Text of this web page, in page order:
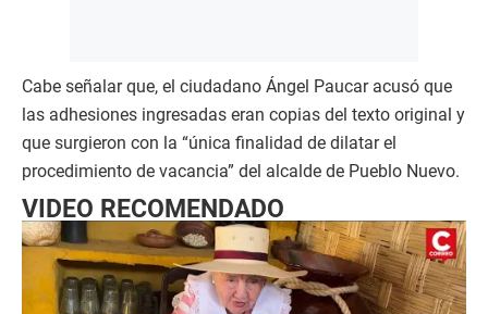
Cabe señalar que, el ciudadano Ángel Paucar acusó que
las adhesiones ingresadas eran copias del texto original y
que surgieron con la “única finalidad de dilatar el
procedimiento de vacancia” del alcalde de Pueblo Nuevo.
VIDEO RECOMENDADO